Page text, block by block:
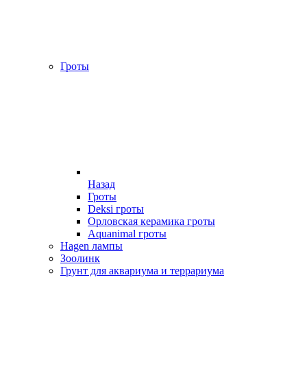
Гроты
Назад
Гроты
Deksi гроты
Орловская керамика гроты
Aquanimal гроты
Hagen лампы
Зоолинк
Грунт для аквариума и террариума